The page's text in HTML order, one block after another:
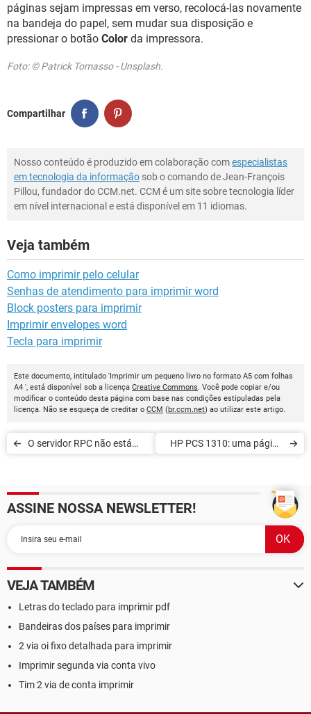
páginas sejam impressas em verso, recolocá-las novamente
na bandeja do papel, sem mudar sua disposição e
pressionar o botão Color da impressora.
Foto: © Patrick Tomasso - Unsplash.
Compartilhar
Nosso conteúdo é produzido em colaboração comespecialistas
em tecnologia da informação sob o comando de Jean-François
Pillou, fundador do CCM.net. CCM é um site sobre tecnologia líder
em nível internacional e está disponível em 11 idiomas.
Veja também
Como imprimir pelo celular
Senhas de atendimento para imprimir word
Block posters para imprimir
Imprimir envelopes word
Tecla para imprimir
Este documento, intitulado 'Imprimir um pequeno livro no formato A5 com folhas
A4 ', está disponível sob a licença Creative Commons. Você pode copiar e/ou
modificar o conteúdo desta página com base nas condições estipuladas pela
licença. Não se esqueça de creditar o CCM (br.ccm.net) ao utilizar este artigo.
O servidor RPC não está
HP PCS 1310: uma página
ASSINE NOSSA NEWSLETTER!
VEJA TAMBÉM
Letras do teclado para imprimir pdf
Bandeiras dos países para imprimir
2 via oi fixo detalhada para imprimir
Imprimir segunda via conta vivo
Tim 2 via de conta imprimir